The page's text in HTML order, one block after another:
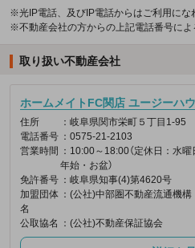
※光IP電話、及びIP電話からはご利用にな
※不動産会社の方からの上記電話番号によ
取り扱い不動産会社
ホームメイトFC関店 ユージーハ
住所
：岐阜県関市栄町５丁目1-95
電話番号 ：0575-21-2103
営業時間 ：10:00～18:00（定休日：水
年始・お盆）
免許番号 ：岐阜県知事(4)第4620号
加盟団体
名
：(公社)中部圏不動産流通機構
公取協名 ：(公社)不動産保証協会